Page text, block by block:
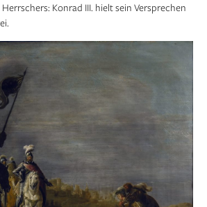
Konrad III. hielt sein Versprechen